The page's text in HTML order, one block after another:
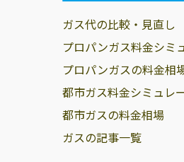
ガス代の比較・見直し
プロパンガス料金シミ
プロパンガスの料金相
都市ガス料金シミュレ
都市ガスの料金相場
ガスの記事一覧